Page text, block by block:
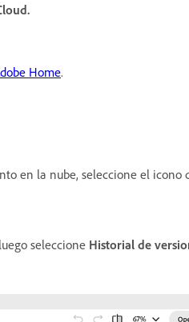
Home.
en la nube, seleccione el icono
seleccione Historial de